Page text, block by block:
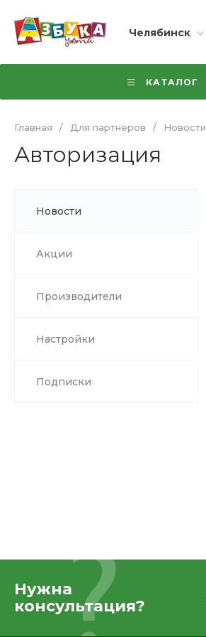
Челябинск
КАТАЛОГ
Главная / Для партнеров / Новости
Авторизация
Новости
Акции
Производители
Настройки
Подписки
Нужна
консультация?